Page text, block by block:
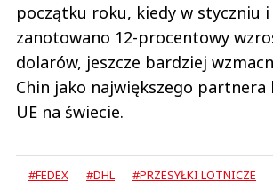
początku roku, kiedy w styczniu
zanotowano 12-procentowy
dolarów, jeszcze bardziej
Chin jako największego partnera
UE na świecie.
#FEDEX #DHL
#PRZESYŁKI LOTNICZE